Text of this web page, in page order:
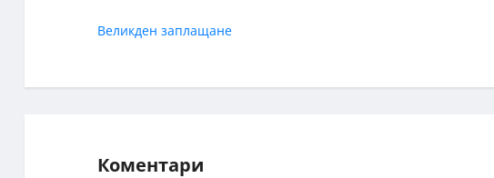
Великден заплащане
Коментари